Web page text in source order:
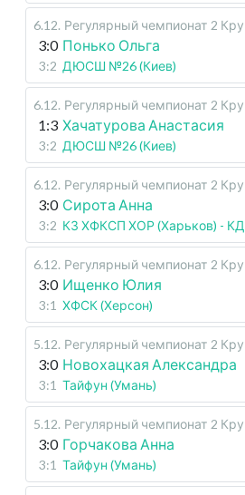
6.12. Регулярный чемпионат 2
3:0 Понько Ольга
3:2 ДЮСШ №26 (Киев)
6.12. Регулярный чемпионат 2
1:3 Хачатурова Анастасия
3:2 ДЮСШ №26 (Киев)
6.12. Регулярный чемпионат 2
3:0 Сирота Анна
3:2 КЗ ХФКСП ХОР (Харьков) -
6.12. Регулярный чемпионат 2
3:0 Ищенко Юлия
3:1 ХФСК (Херсон)
5.12. Регулярный чемпионат 2
3:0 Новохацкая Александра
3:1 Тайфун (Умань)
5.12. Регулярный чемпионат 2
3:0 Горчакова Анна
3:1 Тайфун (Умань)